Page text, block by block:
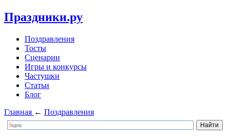
Праздники.ру
Поздравления
Тосты
Сценарии
Игры и конкурсы
Частушки
Статьи
Блог
Главная ← Поздравления